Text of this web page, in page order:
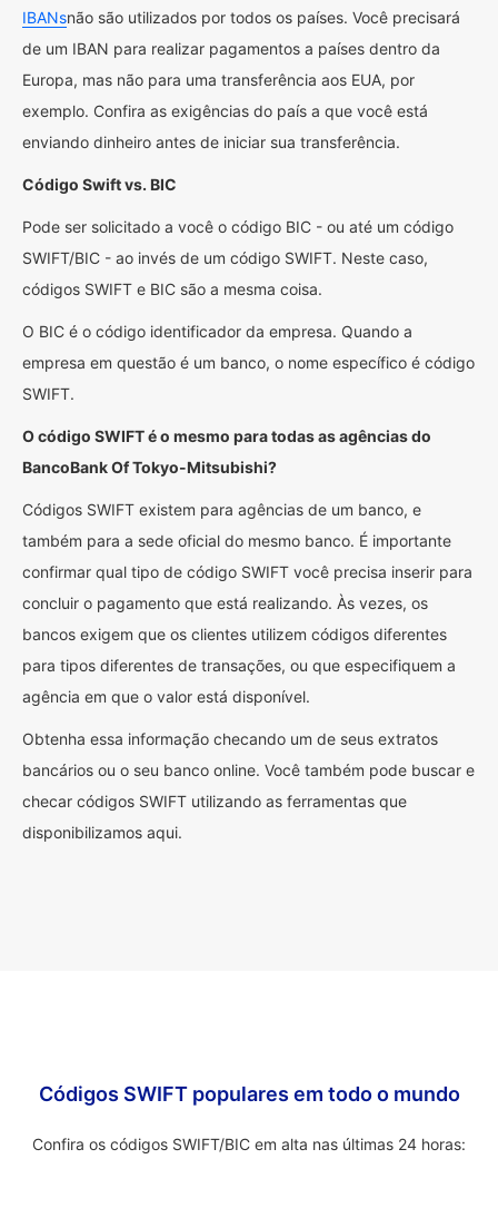
IBANsnão são utilizados por todos os países. Você precisará
de um IBAN para realizar pagamentos a países dentro da
Europa, mas não para uma transferência aos EUA, por
exemplo. Confira as exigências do país a que você está
enviando dinheiro antes de iniciar sua transferência.
Código Swift vs. BIC
Pode ser solicitado a você o código BIC - ou até um código
SWIFT/BIC - ao invés de um código SWIFT. Neste caso,
códigos SWIFT e BIC são a mesma coisa.
O BIC é o código identificador da empresa. Quando a
empresa em questão é um banco, o nome específico é código
SWIFT.
O código SWIFT é o mesmo para todas as agências do
BancoBank Of Tokyo-Mitsubishi?
Códigos SWIFT existem para agências de um banco, e
também para a sede oficial do mesmo banco. É importante
confirmar qual tipo de código SWIFT você precisa inserir para
concluir o pagamento que está realizando. Às vezes, os
bancos exigem que os clientes utilizem códigos diferentes
para tipos diferentes de transações, ou que especifiquem a
agência em que o valor está disponível.
Obtenha essa informação checando um de seus extratos
bancários ou o seu banco online. Você também pode buscar e
checar códigos SWIFT utilizando as ferramentas que
disponibilizamos aqui.
Códigos SWIFT populares em todo o mundo
Confira os códigos SWIFT/BIC em alta nas últimas 24 horas: